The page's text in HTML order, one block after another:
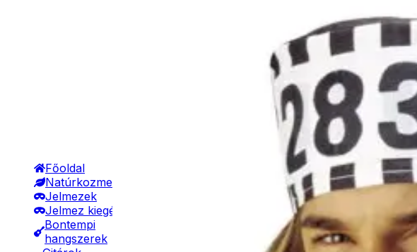
Főoldal
Natúrkozmetikumok
Jelmezek
Jelmez kiegészítők
Bontempi
hangszerek